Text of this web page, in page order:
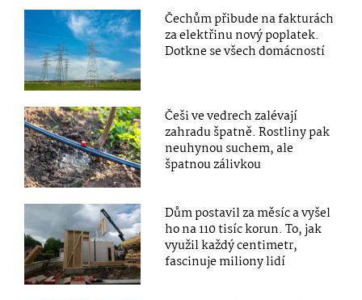
Čechům přibude na fakturách
za elektřinu nový poplatek.
Dotkne se všech domácností
Češi ve vedrech zalévají
zahradu špatně. Rostliny pak
neuhynou suchem, ale
špatnou zálivkou
Dům postavil za měsíc a vyšel
ho na 110 tisíc korun. To, jak
využil každý centimetr,
fascinuje miliony lidí